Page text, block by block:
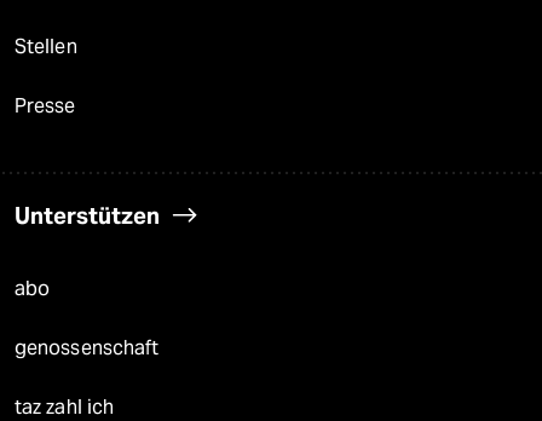
Stellen
Presse
Unterstützen
abo
genossenschaft
taz zahl ich